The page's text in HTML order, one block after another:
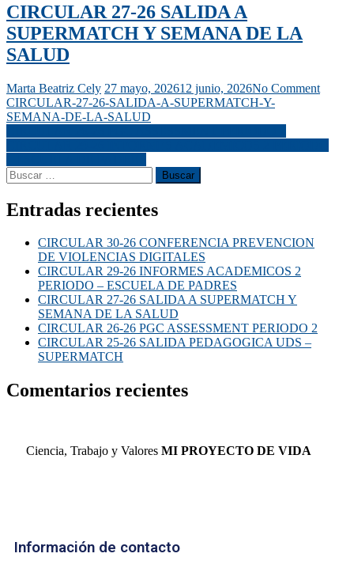
CIRCULAR 27-26 SALIDA A
SUPERMATCH Y SEMANA DE LA
SALUD
Marta Beatriz Cely 27 mayo, 202612 junio, 2026No Comment
CIRCULAR-27-26-SALIDA-A-SUPERMATCH-Y-
SEMANA-DE-LA-SALUD
Entradas recientes
CIRCULAR 30-26 CONFERENCIA PREVENCION
DE VIOLENCIAS DIGITALES
CIRCULAR 29-26 INFORMES ACADEMICOS 2
PERIODO – ESCUELA DE PADRES
CIRCULAR 27-26 SALIDA A SUPERMATCH Y
SEMANA DE LA SALUD
CIRCULAR 26-26 PGC ASSESSMENT PERIODO 2
CIRCULAR 25-26 SALIDA PEDAGOGICA UDS –
SUPERMATCH
Comentarios recientes
Ciencia, Trabajo y Valores MI PROYECTO DE VIDA
Información de contacto